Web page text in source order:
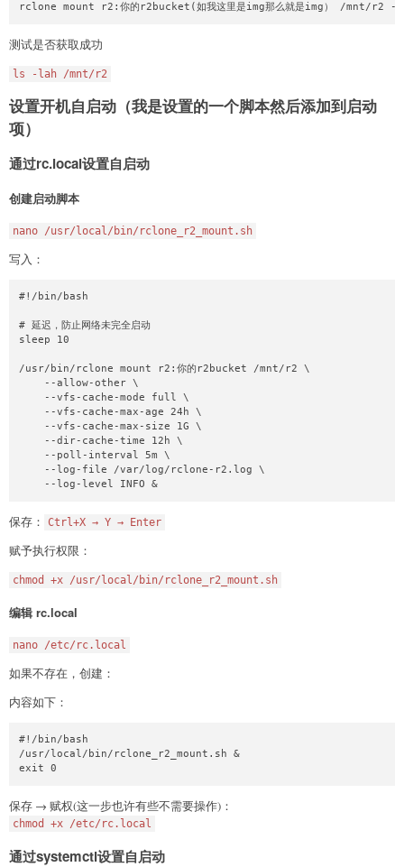
rclone mount r2:你的r2bucket(如我这里是img那么就是img） /
测试是否获取成功
ls -lah /mnt/r2
设置开机自启动（我是设置的一个脚本然后添加到启动
项）
通过rc.local设置自启动
创建启动脚本
nano /usr/local/bin/rclone_r2_mount.sh
写入：
#!/bin/bash
# 延迟，防止网络未完全启动
sleep 10
/usr/bin/rclone mount r2:你的r2bucket /mnt/r2 \
    --allow-other \
    --vfs-cache-mode full \
    --vfs-cache-max-age 24h \
    --vfs-cache-max-size 1G \
    --dir-cache-time 12h \
    --poll-interval 5m \
    --log-file /var/log/rclone-r2.log \
    --log-level INFO &
保存： Ctrl+X → Y → Enter
赋予执行权限：
chmod +x /usr/local/bin/rclone_r2_mount.sh
编辑 rc.local
nano /etc/rc.local
如果不存在，创建：
内容如下：
#!/bin/bash
/usr/local/bin/rclone_r2_mount.sh &
exit 0
保存 → 赋权(这一步也许有些不需要操作)：
chmod +x /etc/rc.local
通过systemctl设置自启动